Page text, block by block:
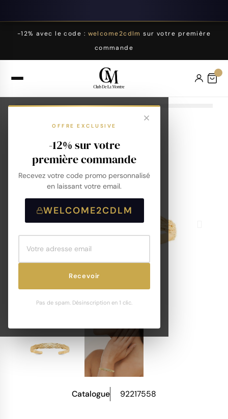
-12% avec le code : welcome2cdlm sur votre première
commande
OFFRE EXCLUSIVE
-12% sur votre
première commande
Recevez votre code promo personnalisé
en laissant votre email.
WELCOME2CDLM
Recevoir
Pas de spam. Désinscription en 1 clic.
Catalogue 92217558